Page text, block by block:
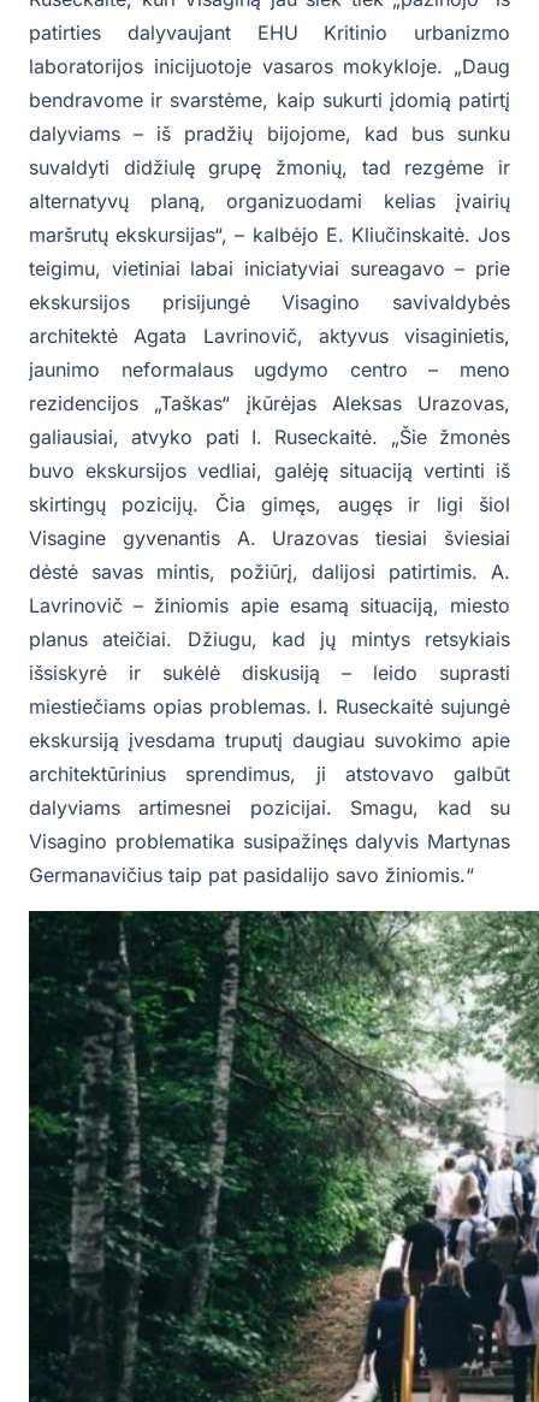
patirties dalyvaujant EHU Kritinio urbanizmo
laboratorijos inicijuotoje vasaros mokykloje. „Daug
bendravome ir svarstėme, kaip sukurti įdomią patirtį
dalyviams – iš pradžių bijojome, kad bus sunku
suvaldyti didžiulę grupę žmonių, tad rezgėme ir
alternatyvų planą, organizuodami kelias įvairių
maršrutų ekskursijas“, – kalbėjo E. Kliučinskaitė. Jos
teigimu, vietiniai labai iniciatyviai sureagavo – prie
ekskursijos prisijungė Visagino savivaldybės
architektė Agata Lavrinovič, aktyvus visaginietis,
jaunimo neformalaus ugdymo centro – meno
rezidencijos „Taškas“ įkūrėjas Aleksas Urazovas,
galiausiai, atvyko pati I. Ruseckaitė. „Šie žmonės
buvo ekskursijos vedliai, galėję situaciją vertinti iš
skirtingų pozicijų. Čia gimęs, augęs ir ligi šiol
Visagine gyvenantis A. Urazovas tiesiai šviesiai
dėstė savas mintis, požiūrį, dalijosi patirtimis. A.
Lavrinovič – žiniomis apie esamą situaciją, miesto
planus ateičiai. Džiugu, kad jų mintys retsykiais
išsiskyrė ir sukėlė diskusiją – leido suprasti
miestiečiams opias problemas. I. Ruseckaitė sujungė
ekskursiją įvesdama truputį daugiau suvokimo apie
architektūrinius sprendimus, ji atstovavo galbūt
dalyviams artimesnei pozicijai. Smagu, kad su
Visagino problematika susipažinęs dalyvis Martynas
Germanavičius taip pat pasidalijo savo žiniomis.“